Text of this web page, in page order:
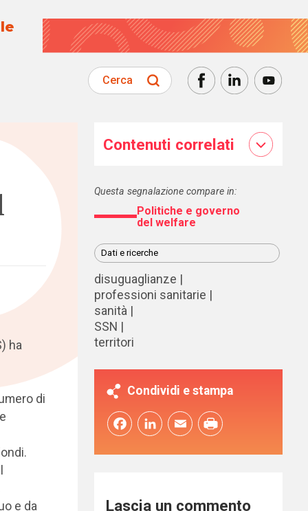
Cerca
ha
di
e da
Contenuti correlati
Questa segnalazione compare in:
Politiche e governo
del welfare
Dati e ricerche
disuguaglianze
professioni sanitarie
sanità
SSN
territori
Condividi e stampa
FacebookLinkedInEmail
Lascia un commento